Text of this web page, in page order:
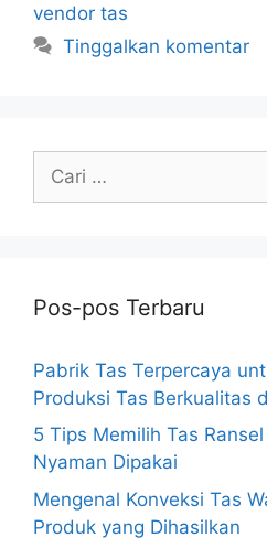
vendor tas
Tinggalkan komentar
untuk:
Pos-pos Terbaru
Pabrik Tas Terpercaya
Produksi Tas Berkualitas
5 Tips Memilih Tas
Nyaman Dipakai
Mengenal Konveksi Tas
Produk yang Dihasilkan